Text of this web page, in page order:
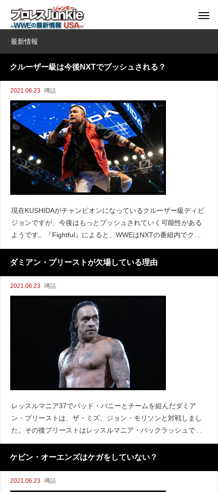
最新情報
クルーザー級は今後NXTでプッシュされる？
2021.06.23 噂話
現在KUSHIDAがチャンピオンになっているクルーザー級ディビ
ジョンですが、今後はもっとプッシュされていく可能性がある
ようです。『Fightful』によると、WWEはNXTの番組内でクル
ーザー級とタイトルをより頻繁に重点を置いていく計画である
と伝えています。NXTの関係者はKUSHI
ダミアン・プリーストが欠場している理由
2021.06.23 噂話
レッスルマニア37でバッド・バニーとチームを組んだダミア
ン・プリーストは、ザ・ミズ、ジョン・モリソンと対戦しまし
た。その後プリーストはレッスルマニア・バックラッシュで、
ゾンビランバージャックマッチでザ・ミズと対戦して勝利して
います。ところがミズは番組に登場しているものの、プリース
ケビン・オーエンズはケガをしていない？
2021.06.23 噂話